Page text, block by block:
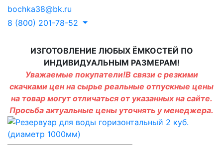
bochka38@bk.ru
8 (800) 201-78-52
ИЗГОТОВЛЕНИЕ ЛЮБЫХ ЁМКОСТЕЙ ПО
ИНДИВИДУАЛЬНЫМ РАЗМЕРАМ!
Уважаемые покупатели!В связи с резкими
скачками цен на сырье реальные отпускные цены
на товар могут отличаться от указанных на сайте.
Просьба актуальные цены уточнять у менеджера.